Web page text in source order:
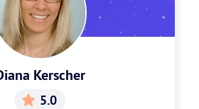
Kerscher
5.0